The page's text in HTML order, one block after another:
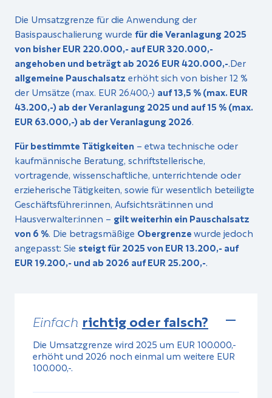
Die Umsatzgrenze für die Anwendung der
Basispauschalierung wurde für die Veranlagung 2025
von bisher EUR 220.000,- auf EUR 320.000,-
angehoben und beträgt ab 2026 EUR 420.000,-.Der
allgemeine Pauschalsatz erhöht sich von bisher 12 %
der Umsätze (max. EUR 26.400,-) auf 13,5 % (max. EUR
43.200,-) ab der Veranlagung 2025 und auf 15 % (max.
EUR 63.000,-) ab der Veranlagung 2026.
Für bestimmte Tätigkeiten – etwa technische oder
kaufmännische Beratung, schriftstellerische,
vortragende, wissenschaftliche, unterrichtende oder
erzieherische Tätigkeiten, sowie für wesentlich beteiligte
Geschäftsführer:innen, Aufsichtsrät:innen und
Hausverwalter:innen – gilt weiterhin ein Pauschalsatz
von 6 %. Die betragsmäßige Obergrenzewurde jedoch
angepasst: Sie steigt für 2025 von EUR 13.200,- auf
EUR 19.200,- und ab 2026 auf EUR 25.200,-.
Einfach richtig oder falsch?
Die Umsatzgrenze wird 2025 um EUR 100.000,-
erhöht und 2026 noch einmal um weitere EUR
100.000,-.